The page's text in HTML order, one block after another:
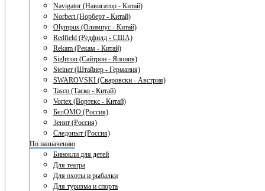
Navigator (Навигатор - Китай)
Norbert (Норберт - Китай)
Olympus (Олимпус - Китай)
Redfield (Редфилд - США)
Rekam (Рекам - Китай)
Sightron (Сайтрон - Япония)
Steiner (Штайнер - Германия)
SWAROVSKI (Сваровски - Австрия)
Tasco (Таско - Китай)
Vortex (Вортекс - Китай)
БелОМО (Россия)
Зенит (Россия)
Следопыт (Россия)
По назначению
Бинокли для детей
Для театра
Для охоты и рыбалки
Для туризма и спорта